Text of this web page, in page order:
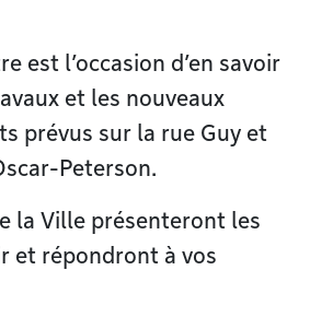
est l’occasion d’en savoir
et les nouveaux
prévus sur la rue Guy et
Peterson.
la Ville présenteront les
et répondront à vos